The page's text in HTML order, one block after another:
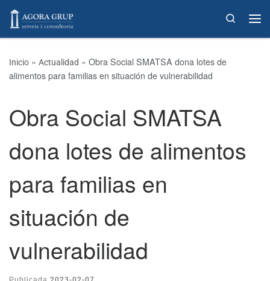
Skip to content Search
Inicio » Actualidad » Obra Social SMATSA dona lotes de
alimentos para familias en situación de vulnerabilidad
Obra Social SMATSA
dona lotes de alimentos
para familias en
situación de
vulnerabilidad